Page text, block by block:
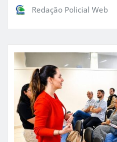
Redação Policial Web